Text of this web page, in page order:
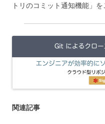
トリのコミット通知機能」を
関連記事